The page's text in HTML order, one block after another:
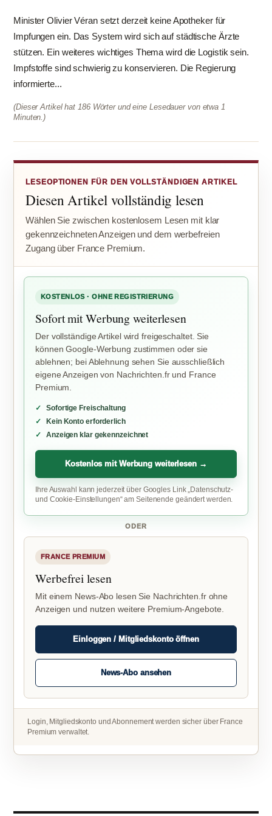
Minister Olivier Véran setzt derzeit keine Apotheker für
Impfungen ein. Das System wird sich auf städtische Ärzte
stützen. Ein weiteres wichtiges Thema wird die Logistik sein.
Impfstoffe sind schwierig zu konservieren. Die Regierung
informierte...
(Dieser Artikel hat 186 Wörter und eine Lesedauer von etwa 1
Minuten.)
LESEOPTIONEN FÜR DEN VOLLSTÄNDIGEN ARTIKEL
Diesen Artikel vollständig lesen
Wählen Sie zwischen kostenlosem Lesen mit klar
gekennzeichneten Anzeigen und dem werbefreien
Zugang über France Premium.
KOSTENLOS · OHNE REGISTRIERUNG
Sofort mit Werbung weiterlesen
Der vollständige Artikel wird freigeschaltet. Sie
können Google-Werbung zustimmen oder sie
ablehnen; bei Ablehnung sehen Sie ausschließlich
eigene Anzeigen von Nachrichten.fr und France
Premium.
Sofortige Freischaltung
Kein Konto erforderlich
Anzeigen klar gekennzeichnet
Kostenlos mit Werbung weiterlesen →
Ihre Auswahl kann jederzeit über Googles Link „Datenschutz-
und Cookie-Einstellungen“ am Seitenende geändert werden.
ODER
FRANCE PREMIUM
Werbefrei lesen
Mit einem News-Abo lesen Sie Nachrichten.fr ohne
Anzeigen und nutzen weitere Premium-Angebote.
Einloggen / Mitgliedskonto öffnen
News-Abo ansehen
Login, Mitgliedskonto und Abonnement werden sicher über France
Premium verwaltet.